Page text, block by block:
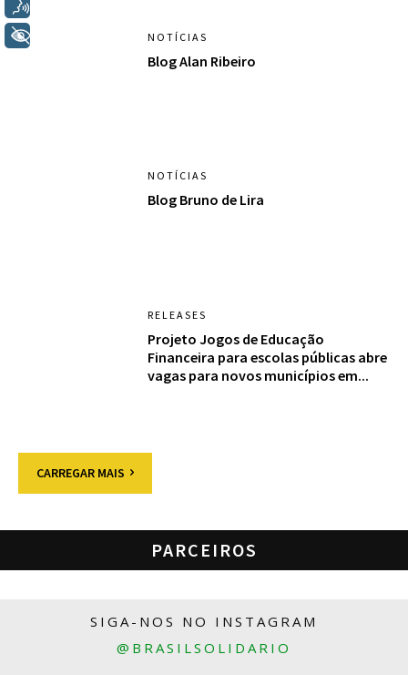
NOTÍCIAS
Blog Alan Ribeiro
NOTÍCIAS
Blog Bruno de Lira
RELEASES
Projeto Jogos de Educação
Financeira para escolas públicas abre
vagas para novos municípios em...
CARREGAR MAIS
PARCEIROS
SIGA-NOS NO INSTAGRAM
@BRASILSOLIDARIO
+ Acessibilidade